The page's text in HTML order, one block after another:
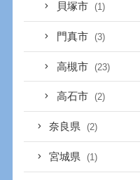
貝塚市 (1)
門真市 (3)
高槻市 (23)
高石市 (2)
奈良県 (2)
宮城県 (1)